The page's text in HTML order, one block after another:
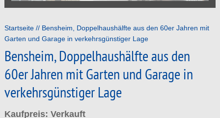
Startseite
Bensheim, Doppelhaushälfte aus den 60er Jahren mit
Garten und Garage in verkehrsgünstiger Lage
Bensheim, Doppelhaushälfte aus den
60er Jahren mit Garten und Garage in
verkehrsgünstiger Lage
Kaufpreis: Verkauft